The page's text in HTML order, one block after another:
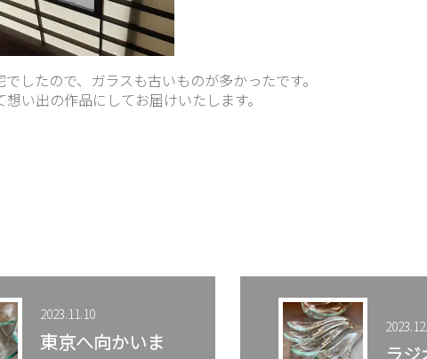
でしたので、ガラスも古いものが多かったです。
い出の作品にしてお届けいたします。
2023.11.10
東京へ向かいま
ラ